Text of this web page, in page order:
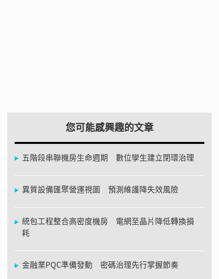
您可能感興趣的文章
五階段串聯機房生命週期 數位孿生建立閉環治理
異質設備匯聚營運視圖 預測維護降失效風險
統包工程整合高密度機房 電網至晶片降低轉換損
耗
金融業PQC準備發動 密碼治理先行掌握節奏